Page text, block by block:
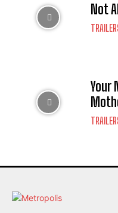
Not
Your